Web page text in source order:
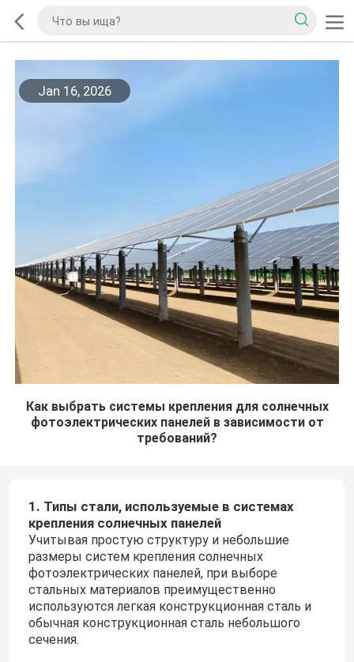
Jan 16, 2026
Как выбрать системы крепления для солнечных
фотоэлектрических панелей в зависимости от
требований?
1. Типы стали, используемые в системах
крепления солнечных панелей
Учитывая простую структуру и небольшие
размеры систем крепления солнечных
фотоэлектрических панелей, при выборе
стальных материалов преимущественно
используются легкая конструкционная сталь и
обычная конструкционная сталь небольшого
сечения.